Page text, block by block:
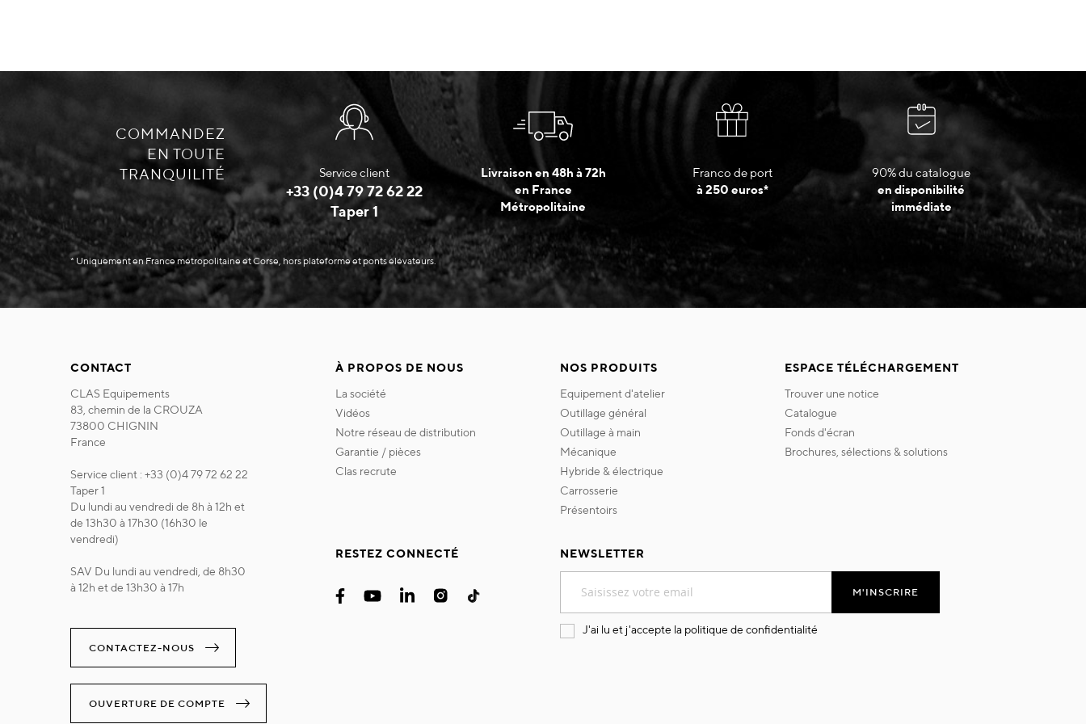
COMMANDEZ
EN TOUTE
TRANQUILITÉ
Service client
+33 (0)4 79 72 62 22
Taper 1
Livraison en 48h à 72h
en France
Métropolitaine
Franco de port
à 250 euros*
90% du catalogue
en disponibilité
immédiate
* Uniquement en France métropolitaine et Corse, hors plateforme et ponts élévateurs.
CONTACT
CLAS Equipements
83, chemin de la CROUZA
73800 CHIGNIN
France
Service client : +33 (0)4 79 72 62 22
Taper 1
Du lundi au vendredi de 8h à 12h et
de 13h30 à 17h30 (16h30 le
vendredi)
SAV Du lundi au vendredi, de 8h30
à 12h et de 13h30 à 17h
CONTACTEZ-NOUS
OUVERTURE DE COMPTE
À PROPOS DE NOUS
la société
vidéos
notre réseau de distribution
garantie / pièces
clas recrute
NOS PRODUITS
equipement d'atelier
outillage général
outillage à main
mécanique
hybride & électrique
carrosserie
présentoirs
ESPACE TÉLÉCHARGEMENT
trouver une notice
catalogue
fonds d'écran
brochures, sélections & solutions
RESTEZ CONNECTÉ
NEWSLETTER
notre
lettre
M'INSCRIRE
J'ai lu et j'accepte la politique de confidentialité